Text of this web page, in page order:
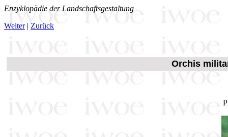
Enzyklopädie der Landschaftsgestaltung
Weiter| Zurück
Orchis